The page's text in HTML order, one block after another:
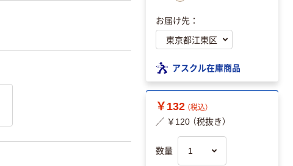
お届け先：
アスクル在庫商品
￥132 （税込）
／ ￥120 （税抜き）
数量